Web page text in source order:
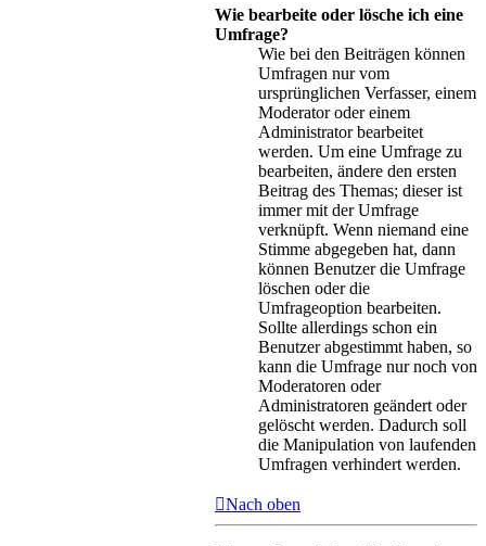
Wie bearbeite oder lösche ich eine
Umfrage?
Wie bei den Beiträgen können
Umfragen nur vom
ursprünglichen Verfasser, einem
Moderator oder einem
Administrator bearbeitet
werden. Um eine Umfrage zu
bearbeiten, ändere den ersten
Beitrag des Themas; dieser ist
immer mit der Umfrage
verknüpft. Wenn niemand eine
Stimme abgegeben hat, dann
können Benutzer die Umfrage
löschen oder die
Umfrageoption bearbeiten.
Sollte allerdings schon ein
Benutzer abgestimmt haben, so
kann die Umfrage nur noch von
Moderatoren oder
Administratoren geändert oder
gelöscht werden. Dadurch soll
die Manipulation von laufenden
Umfragen verhindert werden.
Nach oben